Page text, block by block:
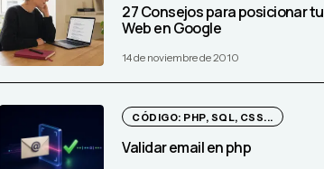
27 Consejos para posicionar tu
Web en Google
14 de noviembre de 2010
CÓDIGO: PHP, SQL, CSS...
Validar email en php